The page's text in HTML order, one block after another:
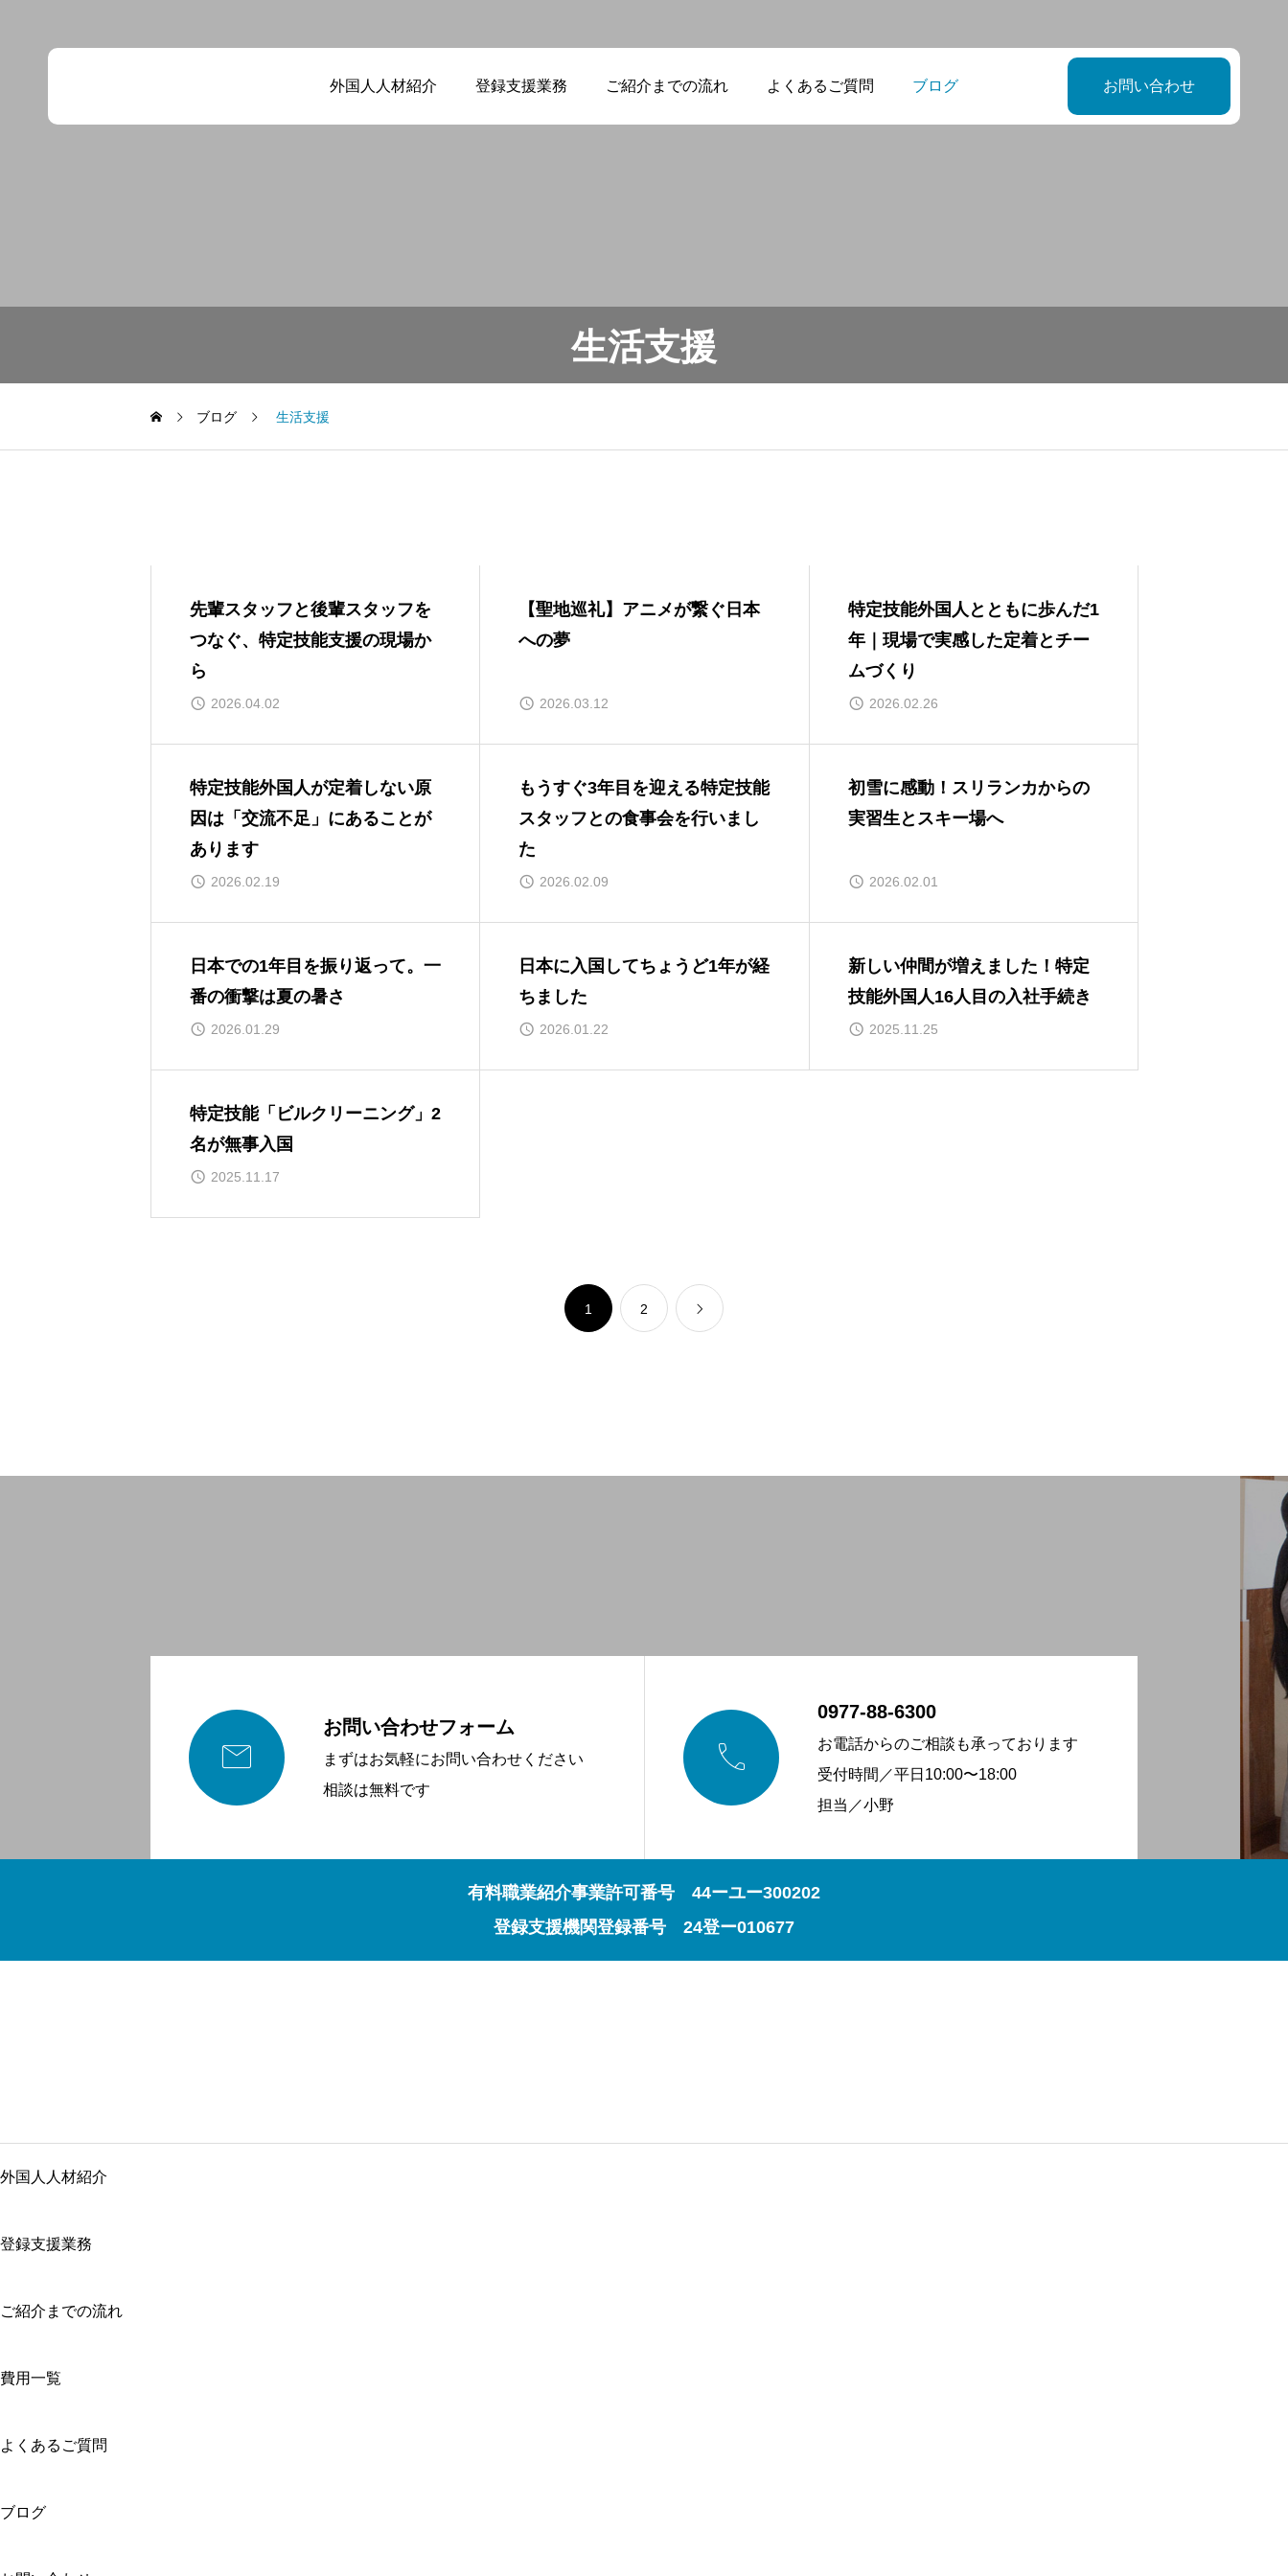
外国人人材紹介 登録支援業務 ご紹介までの流れ よくあるご質問 ブログ お問い合わせ
メが繋ぐ日本への
定着しない原因は
ることがあります
もうすぐ3年目を迎
ッフとの食事会を
ランカからの実習
生とスキー場へ
生活支援
ブログ 生活支援
先輩スタッフと後輩スタッフを
つなぐ、特定技能支援の現場か
ら
2026.04.02
【聖地巡礼】アニメが繋ぐ日本
への夢
2026.03.12
特定技能外国人とともに歩んだ1
年｜現場で実感した定着とチー
ムづくり
2026.02.26
特定技能外国人が定着しない原
因は「交流不足」にあることが
あります
2026.02.19
もうすぐ3年目を迎える特定技能
スタッフとの食事会を行いまし
た
2026.02.09
初雪に感動！スリランカからの
実習生とスキー場へ
2026.02.01
日本での1年目を振り返って。一
番の衝撃は夏の暑さ
2026.01.29
日本に入国してちょうど1年が経
ちました
2026.01.22
新しい仲間が増えました！特定
技能外国人16人目の入社手続き
2025.11.25
特定技能「ビルクリーニング」2
名が無事入国
2025.11.17
1 2

お問い合わせフォーム
まずはお気軽にお問い合わせください
相談は無料です

0977-88-6300
お電話からのご相談も承っております
受付時間／平日10:00〜18:00
担当／小野
有料職業紹介事業許可番号 44ーユー300202
登録支援機関登録番号 24登ー010677
外国人人材紹介
登録支援業務
ご紹介までの流れ
費用一覧
よくあるご質問
ブログ